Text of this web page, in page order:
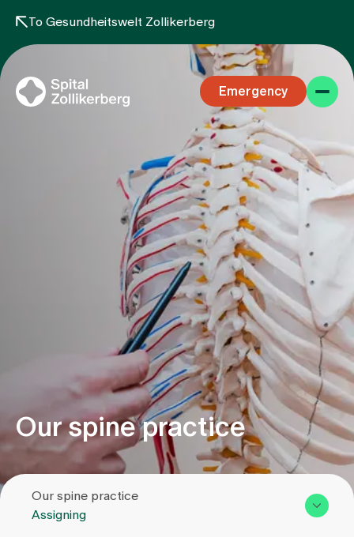
To Gesundheitswelt Zollikerberg
Emergency
Specialist areas
Assigning
Events
About us
Our spine practice
Our spine practice
Assigning